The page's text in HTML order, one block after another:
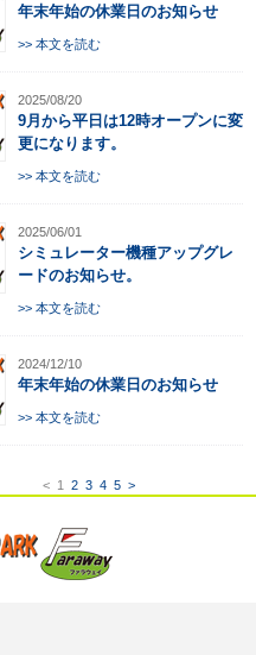
年末年始の休業日のお知らせ
>> 本文を読む
2025/08/20
9月から平日は12時オープンに変
更になります。
>> 本文を読む
2025/06/01
シミュレーター機種アップグレ
ードのお知らせ。
>> 本文を読む
2024/12/10
年末年始の休業日のお知らせ
>> 本文を読む
< 1 2 3 4 5 >